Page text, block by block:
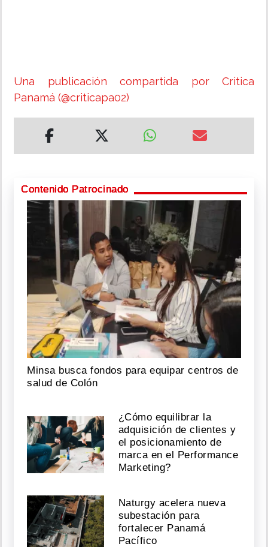
Una publicación compartida por Critica
Panamá (@criticapa02)
Contenido Patrocinado
Minsa busca fondos para equipar centros de
salud de Colón
¿Cómo equilibrar la
adquisición de clientes y
el posicionamiento de
marca en el Performance
Marketing?
Naturgy acelera nueva
subestación para
fortalecer Panamá
Pacífico